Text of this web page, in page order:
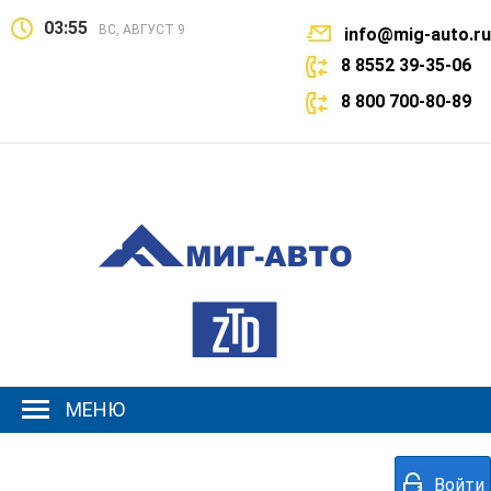
03:55 ВС, АВГУСТ 9
info@mig-auto.ru
8 8552 39-35-06
8 800 700-80-89
МЕНЮ
Войти